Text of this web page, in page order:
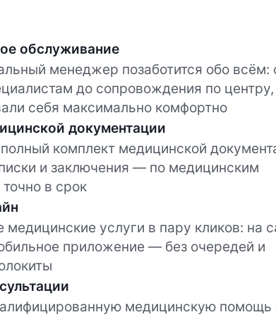
обслуживание
менеджер позаботится обо всём:
до сопровождения по
себя максимально комфортно
документации
комплект медицинской
и заключения — по медицинским
в срок
медицинские услуги в пару кликов: на
приложение — без очередей и
медицинскую помощь